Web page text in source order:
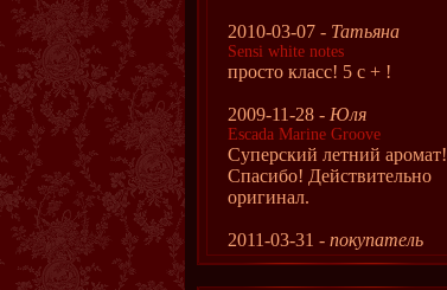
2010-03-07 - Татьяна
Sensi white notes
просто класс! 5 с + !
2009-11-28 - Юля
Escada Marine Groove
Суперский летний аромат!
Спасибо! Действительно
оригинал.
2011-03-31 - покупатель